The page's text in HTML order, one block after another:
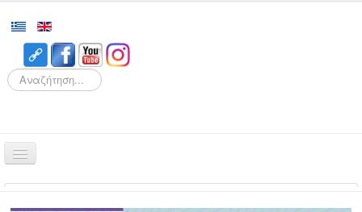
Search